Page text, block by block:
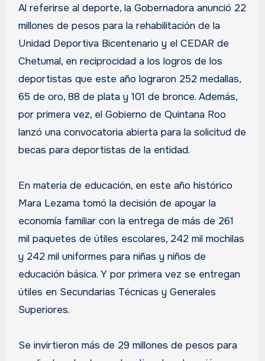
Al referirse al deporte, la Gobernadora anunció 22
millones de pesos para la rehabilitación de la
Unidad Deportiva Bicentenario y el CEDAR de
Chetumal, en reciprocidad a los logros de los
deportistas que este año lograron 252 medallas,
65 de oro, 88 de plata y 101 de bronce. Además,
por primera vez, el Gobierno de Quintana Roo
lanzó una convocatoria abierta para la solicitud de
becas para deportistas de la entidad.
En materia de educación, en este año histórico
Mara Lezama tomó la decisión de apoyar la
economía familiar con la entrega de más de 261
mil paquetes de útiles escolares, 242 mil mochilas
y 242 mil uniformes para niñas y niños de
educación básica. Y por primera vez se entregan
útiles en Secundarias Técnicas y Generales
Superiores.
Se invirtieron más de 29 millones de pesos para